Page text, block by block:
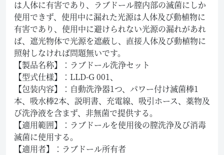
は人体に有害であり、ラブドール膣内部の滅菌にしか
使用できず、使用中に漏れた光源は人体及び動植物に
有害であり、使用中に避けられない光源の漏れがあれ
ば、遮光物体で光源を遮蔽し、直接人体及び動植物に
照射しなければ問題無いです。
【製品名称】：ラブドール洗浄セット
【型式仕様】：LLD-G 001、
【包装内容】：自動洗浄器1つ、パワー付け滅菌棒1
本、吸水棒2本、説明書、充電線、吸引ホース、薬物及
び洗浄液を含まず、非無菌で提供する。
【適用範囲】：ラブドールを使用後の膣洗浄及び消毒
滅菌に使用する。
【適用者】：ラブドール所有者